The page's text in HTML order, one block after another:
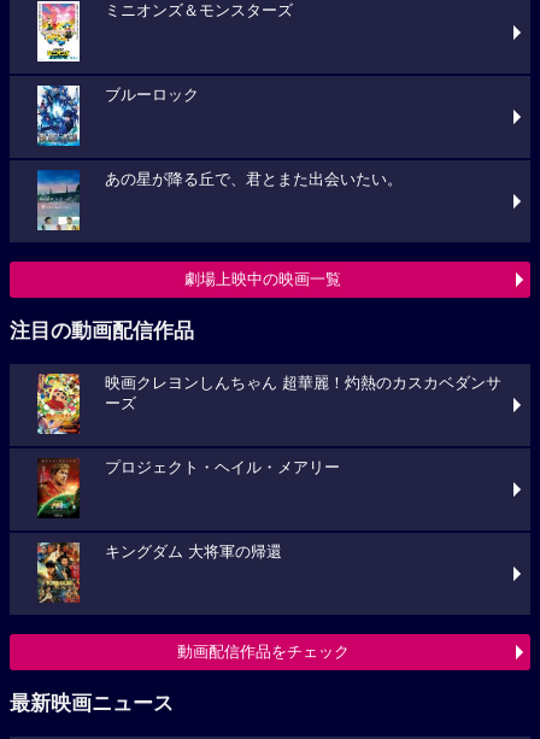
ミニオンズ＆モンスターズ
ブルーロック
あの星が降る丘で、君とまた出会いたい。
劇場上映中の映画一覧
注目の動画配信作品
映画クレヨンしんちゃん 超華麗！灼熱のカスカベダンサ
ーズ
プロジェクト・ヘイル・メアリー
キングダム 大将軍の帰還
動画配信作品をチェック
最新映画ニュース